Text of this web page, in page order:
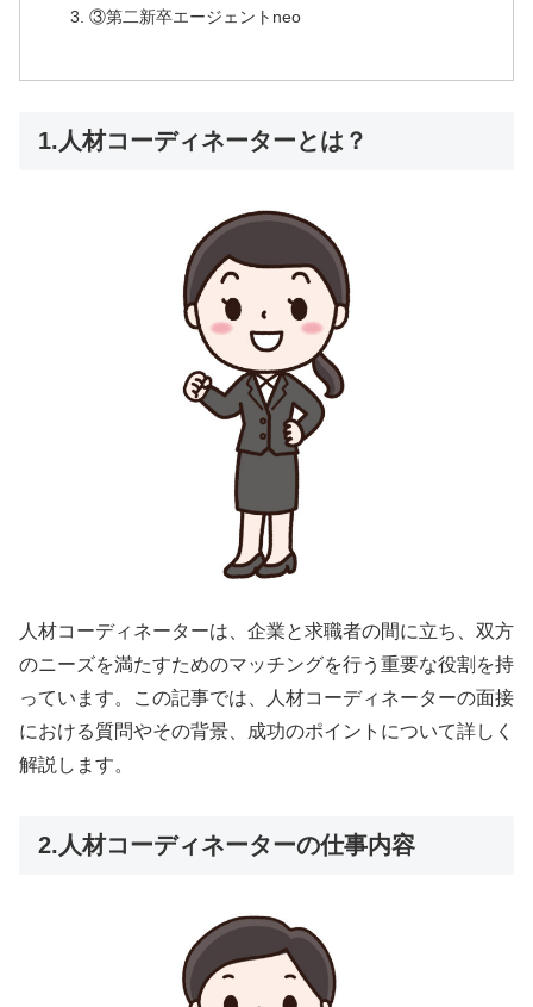
③第二新卒エージェントneo
1.人材コーディネーターとは？
人材コーディネーターは、企業と求職者の間に立ち、双方
のニーズを満たすためのマッチングを行う重要な役割を持
っています。この記事では、人材コーディネーターの面接
における質問やその背景、成功のポイントについて詳しく
解説します。
2.人材コーディネーターの仕事内容